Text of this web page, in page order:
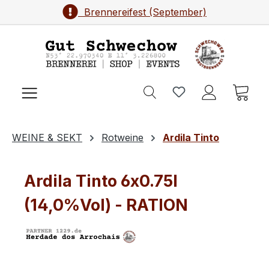
Zum Hauptinhalt springenBrennereifest (September)
WEINE & SEKT Rotweine Ardila Tinto
Ardila Tinto 6x0.75l
(14,0%Vol) - RATION